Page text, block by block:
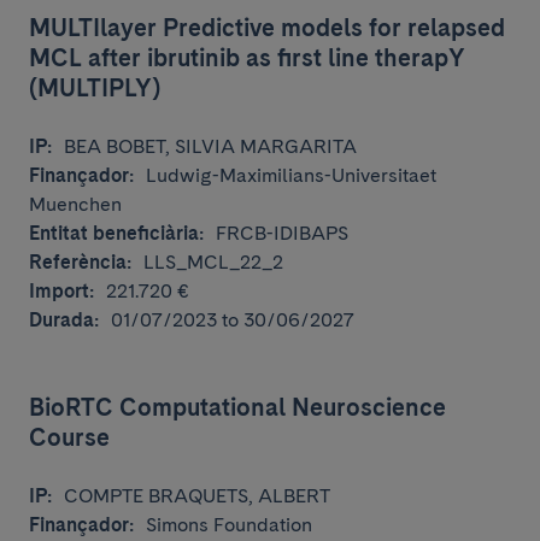
MULTIlayer Predictive models for relapsed
MCL after ibrutinib as first line therapY
(MULTIPLY)
IP:
BEA BOBET, SILVIA MARGARITA
Finançador:
Ludwig-Maximilians-Universitaet
Muenchen
Entitat beneficiària:
FRCB-IDIBAPS
Referència:
LLS_MCL_22_2
Import:
221.720 €
Durada:
01/07/2023 to 30/06/2027
BioRTC Computational Neuroscience
Course
IP:
COMPTE BRAQUETS, ALBERT
Finançador:
Simons Foundation